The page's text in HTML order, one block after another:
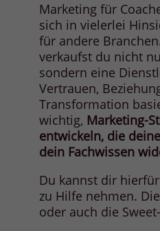
Marketing für
sich in vielerlei
für andere
verkaufst du nicht
sondern eine
Vertrauen,
Transformation
wichtig, Marketing-
entwickeln, die
dein Fachwissen
Du kannst dir
zu Hilfe nehmen.
oder auch die